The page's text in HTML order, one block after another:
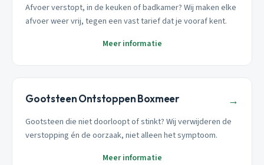
Afvoer verstopt, in de keuken of badkamer? Wij maken elke
afvoer weer vrij, tegen een vast tarief dat je vooraf kent.
Meer informatie
Gootsteen Ontstoppen Boxmeer →
Gootsteen die niet doorloopt of stinkt? Wij verwijderen de
verstopping én de oorzaak, niet alleen het symptoom.
Meer informatie